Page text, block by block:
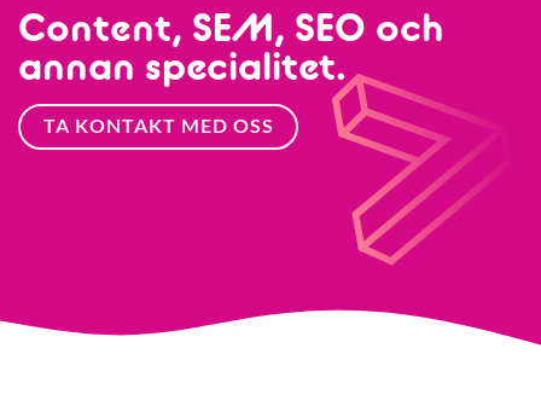
Content, SEM, SEO och
annan specialitet.
TA KONTAKT MED OSS